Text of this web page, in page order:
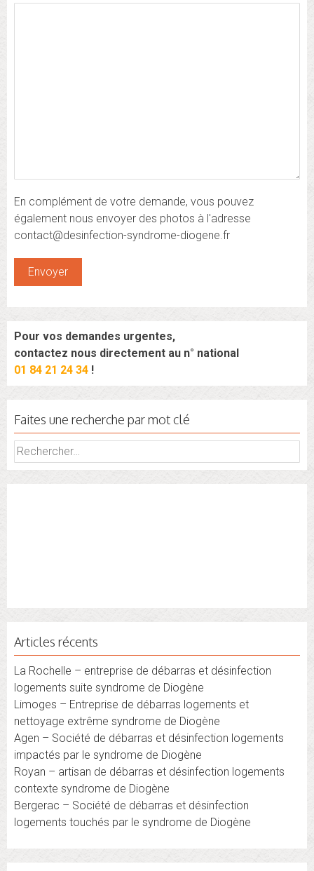
En complément de votre demande, vous pouvez
également nous envoyer des photos à l'adresse
contact@desinfection-syndrome-diogene.fr
Pour vos demandes urgentes,
contactez nous directement au n° national
01 84 21 24 34 !
Faites une recherche par mot clé
Rechercher :
Articles récents
La Rochelle – entreprise de débarras et désinfection
logements suite syndrome de Diogène
Limoges – Entreprise de débarras logements et
nettoyage extrême syndrome de Diogène
Agen – Société de débarras et désinfection logements
impactés par le syndrome de Diogène
Royan – artisan de débarras et désinfection logements
contexte syndrome de Diogène
Bergerac – Société de débarras et désinfection
logements touchés par le syndrome de Diogène